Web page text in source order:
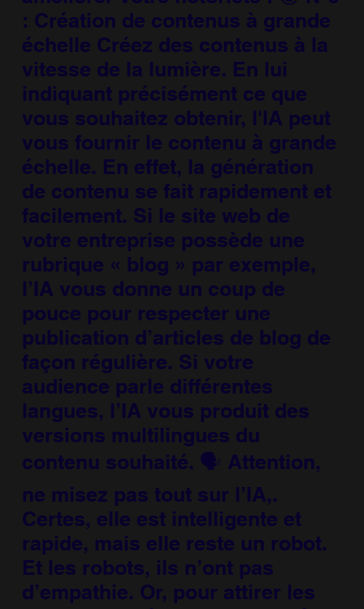
: Création de contenus à grande
échelle Créez des contenus à la
vitesse de la lumière. En lui
indiquant précisément ce que
vous souhaitez obtenir, l'IA peut
vous fournir le contenu à grande
échelle. En effet, la génération
de contenu se fait rapidement et
facilement. Si le site web de
votre entreprise possède une
rubrique « blog » par exemple,
l’IA vous donne un coup de
pouce pour respecter une
publication d’articles de blog de
façon régulière. Si votre
audience parle différentes
langues, l’IA vous produit des
versions multilingues du
contenu souhaité. 🗣️ Attention,
ne misez pas tout sur l’IA,.
Certes, elle est intelligente et
rapide, mais elle reste un robot.
Et les robots, ils n’ont pas
d’empathie. Or, pour attirer les